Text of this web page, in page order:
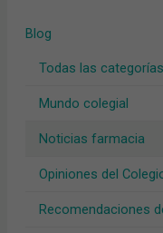
Blog
Todas las categorías
Mundo colegial
Noticias farmacia
Opiniones del
Recomendaciones